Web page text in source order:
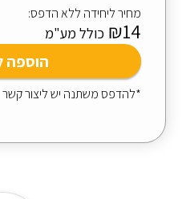
הוספה
מחיר ליחידה ללא הדפס:
₪14 כולל מע"מ
*להדפס משתנה יש ליצור קשר